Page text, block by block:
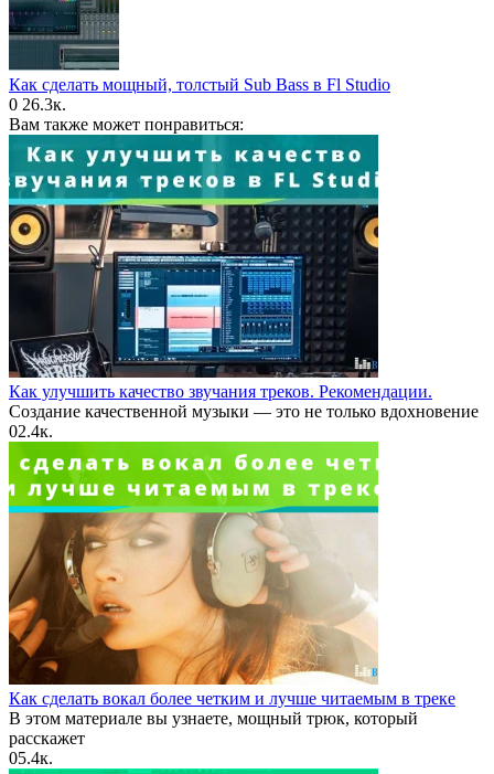
Как сделать мощный, толстый Sub Bass в Fl Studio
0 26.3к.
Вам также может понравиться:
Как улучшить качество звучания треков. Рекомендации.
Создание качественной музыки — это не только вдохновение
02.4к.
Как сделать вокал более четким и лучше читаемым в треке
В этом материале вы узнаете, мощный трюк, который
расскажет
05.4к.